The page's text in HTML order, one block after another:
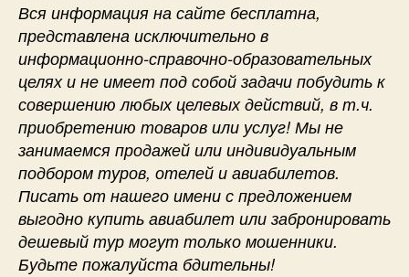
Вся информация на сайте бесплатна,
представлена исключительно в
информационно-справочно-образовательных
целях и не имеет под собой задачи побудить к
совершению любых целевых действий, в т.ч.
приобретению товаров или услуг! Мы не
занимаемся продажей или индивидуальным
подбором туров, отелей и авиабилетов.
Писать от нашего имени с предложением
выгодно купить авиабилет или забронировать
дешевый тур могут только мошенники.
Будьте пожалуйста бдительны!